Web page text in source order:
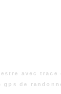
avec
de